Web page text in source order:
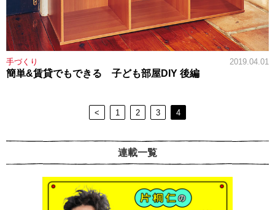
手づくり 2019.04.01
簡単&賃貸でもできる 子ども部屋DIY 後編
< 1 2 3 4
連載一覧